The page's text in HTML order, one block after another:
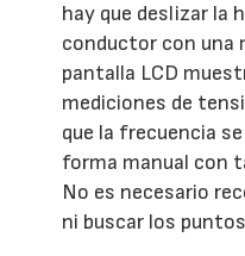
hay que deslizar la
conductor con una
pantalla LCD
mediciones de
que la frecuencia
forma manual con
No es necesario
ni buscar los